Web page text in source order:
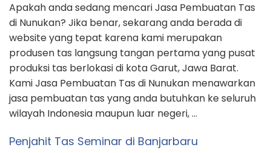
Apakah anda sedang mencari Jasa Pembuatan Tas
di Nunukan? Jika benar, sekarang anda berada di
website yang tepat karena kami merupakan
produsen tas langsung tangan pertama yang pusat
produksi tas berlokasi di kota Garut, Jawa Barat.
Kami Jasa Pembuatan Tas di Nunukan menawarkan
jasa pembuatan tas yang anda butuhkan ke seluruh
wilayah Indonesia maupun luar negeri, …
Penjahit Tas Seminar di Banjarbaru